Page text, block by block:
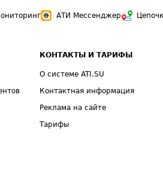
АТИ Мессенджер
КОНТАКТЫ И ТАРИФЫ
О системе ATI.SU
Контактная информация
Реклама на сайте
Тарифы